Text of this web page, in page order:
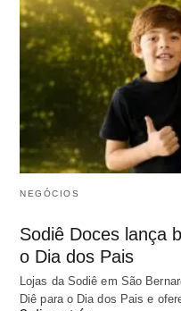
NEGÓCIOS
Sodiê Doces lança
o Dia dos Pais
Lojas da Sodiê em São
Diê para o Dia dos Pais e